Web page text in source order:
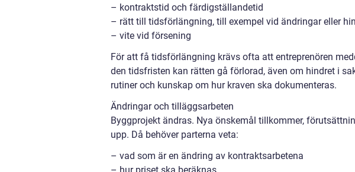
– kontraktstid och färdigställandetid
– rätt till tidsförlängning, till exempel vid ändringar eller
– vite vid försening
För att få tidsförlängning krävs ofta att entreprenören
den tidsfristen kan rätten gå förlorad, även om hindret i
rutiner och kunskap om hur kraven ska dokumenteras.
Ändringar och tilläggsarbeten
Byggprojekt ändras. Nya önskemål tillkommer,
upp. Då behöver parterna veta:
– vad som är en ändring av kontraktsarbetena
– hur priset ska beräknas